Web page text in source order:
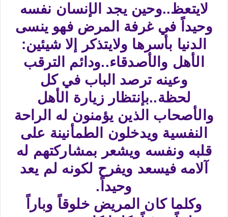
لايتعظ..وحين يجد الإنسان نفسه
وحيداً في غرفة المرض فهو ينسى
الدنيا بأسرها ولايتذكر إلا شيئين:
الأهل والأصدقاء..ودائم الترقب
وعينه ترصد الباب في كل
لحظة..بإنتظار زيارة الأهل
والأصحاب الذين يؤمنون له الراحة
النفسية ويدخلون الطمأنينة على
قلبه ونفسه ويشعر بمشاركتهم له
آلامه فيسعد ويفرح لكونه لم يعد
وحيداً.
وكلما كان المريض خلوقاً وباراً